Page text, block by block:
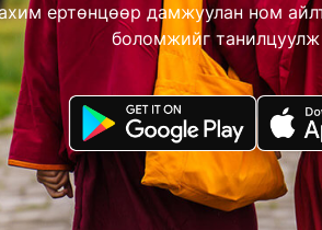
ертөнцөөр дамжуулан ном
боломжийг танилцуулж